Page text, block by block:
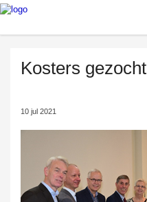
Kosters gezocht
10 jul 2021